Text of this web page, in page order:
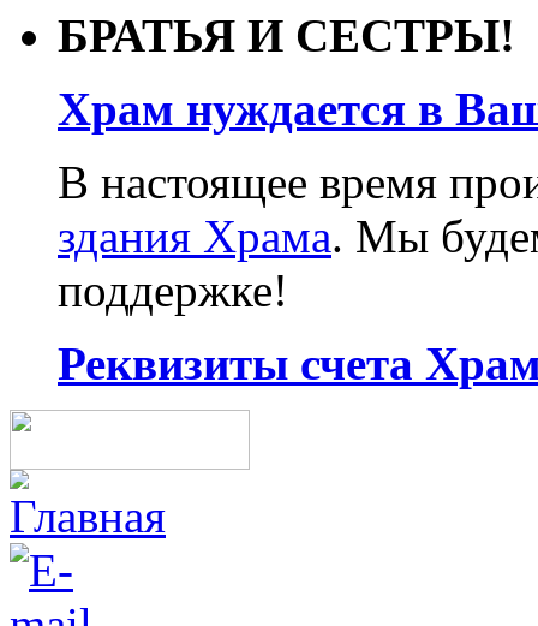
БРАТЬЯ И СЕСТРЫ!
Храм нуждается в
В настоящее время
здания Храма. Мы
поддержке!
Реквизиты счета